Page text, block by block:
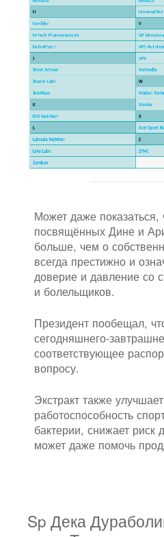
Может даже показаться,
посвящённых Дине и
больше, чем о
всегда престижно и
доверие и давление со
и болельщиков.
Президент пообещал,
сегодняшнего-
соответствующее
вопросу.
Экстракт также
работоспособность
бактерии, снижает риск
может даже помочь
Sp Дека